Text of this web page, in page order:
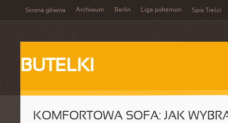
Strona główna Archiwum Berlin Liga pokemon Spis Treści
BUTELKI
KOMFORTOWA SOFA: JAK